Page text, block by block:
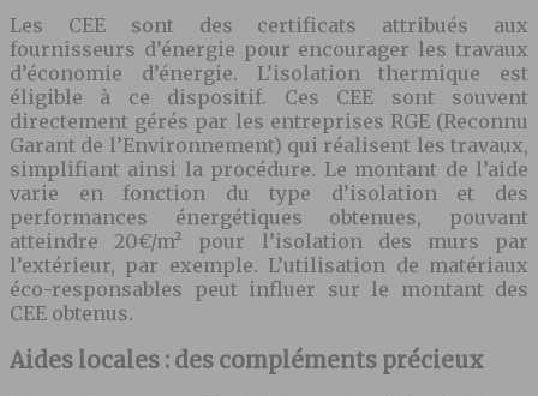
Les CEE sont des certificats attribués aux
fournisseurs d’énergie pour encourager les travaux
d’économie d’énergie. L’isolation thermique est
éligible à ce dispositif. Ces CEE sont souvent
directement gérés par les entreprises RGE (Reconnu
Garant de l’Environnement) qui réalisent les travaux,
simplifiant ainsi la procédure. Le montant de l’aide
varie en fonction du type d’isolation et des
performances énergétiques obtenues, pouvant
atteindre 20€/m² pour l’isolation des murs par
l’extérieur, par exemple. L’utilisation de matériaux
éco-responsables peut influer sur le montant des
CEE obtenus.
Aides locales : des compléments précieux